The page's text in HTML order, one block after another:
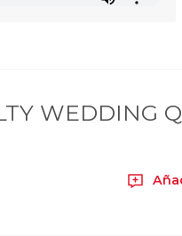
WEDDING